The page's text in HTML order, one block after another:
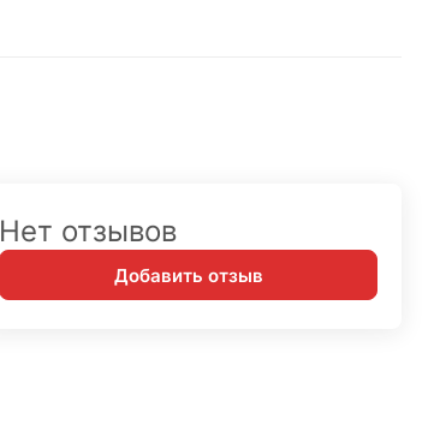
Нет отзывов
Добавить отзыв